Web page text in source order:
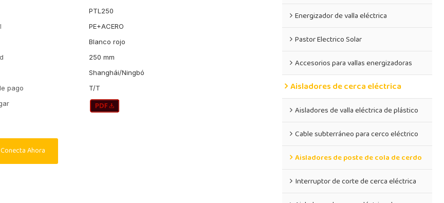
PTL250
PE+ACERO
Blanco rojo
250 mm
Shanghái/Ningbó
pago
T/T
Conecta Ahora
Energizador de valla eléctrica
Pastor Electrico Solar
Accesorios para vallas energizadoras
Aisladores de cerca eléctrica
Aisladores de valla eléctrica de plástico
Cable subterráneo para cerco eléctrico
Aisladores de poste de cola de cerdo
Interruptor de corte de cerca eléctrica